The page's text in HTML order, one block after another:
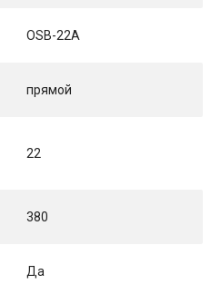
OSB-22A
прямой
22
380
Да